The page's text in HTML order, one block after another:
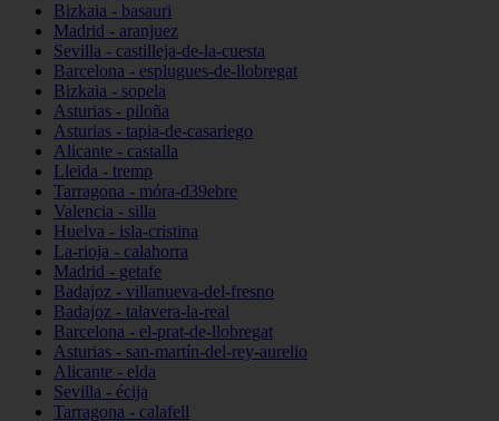
Bizkaia - basauri
Madrid - aranjuez
Sevilla - castilleja-de-la-cuesta
Barcelona - esplugues-de-llobregat
Bizkaia - sopela
Asturias - piloña
Asturias - tapia-de-casariego
Alicante - castalla
Lleida - tremp
Tarragona - móra-d39ebre
Valencia - silla
Huelva - isla-cristina
La-rioja - calahorra
Madrid - getafe
Badajoz - villanueva-del-fresno
Badajoz - talavera-la-real
Barcelona - el-prat-de-llobregat
Asturias - san-martín-del-rey-aurelio
Alicante - elda
Sevilla - écija
Tarragona - calafell